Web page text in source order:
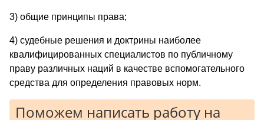
3) общие принципы права;
4) судебные решения и доктрины наиболее
квалифицированных специалистов по публичному
праву различных наций в качестве вспомогательного
средства для определения правовых норм.
Поможем написать работу на